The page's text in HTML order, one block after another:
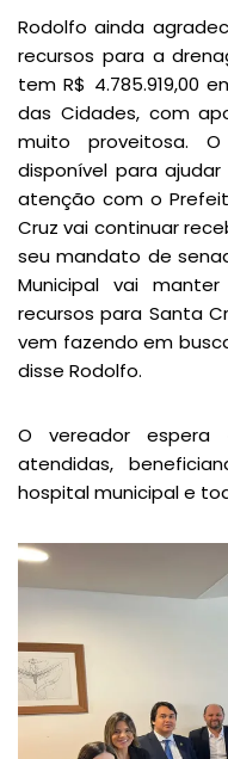
Rodolfo ainda
recursos para a
tem R$ 4.785.919,00
das Cidades, com
muito proveitosa.
disponível para
atenção com o
Cruz vai continuar
seu mandato de
Municipal vai
recursos para Santa
vem fazendo em
disse Rodolfo.
O vereador espera
atendidas,
hospital municipal e